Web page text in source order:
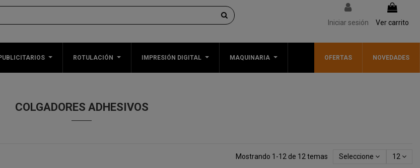
Iniciar sesión Ver carrito
ROTULACIÓN IMPRESIÓN DIGITAL MAQUINARIA OFERTAS NOVEDADES
COLGADORES ADHESIVOS
Mostrando 1-12 de 12 temas Seleccione 12